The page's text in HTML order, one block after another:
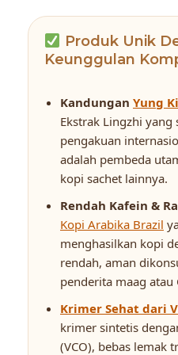
Produk Unik
Keunggulan
Kandungan Yung
Ekstrak Lingzhi
pengakuan
adalah pembeda
kopi sachet lainnya.
Rendah Kafein &
Kopi Arabika Brazil
menghasilkan kopi
rendah, aman
penderita maag atau
Krimer Sehat dari
krimer sintetis
(VCO), bebas lemak